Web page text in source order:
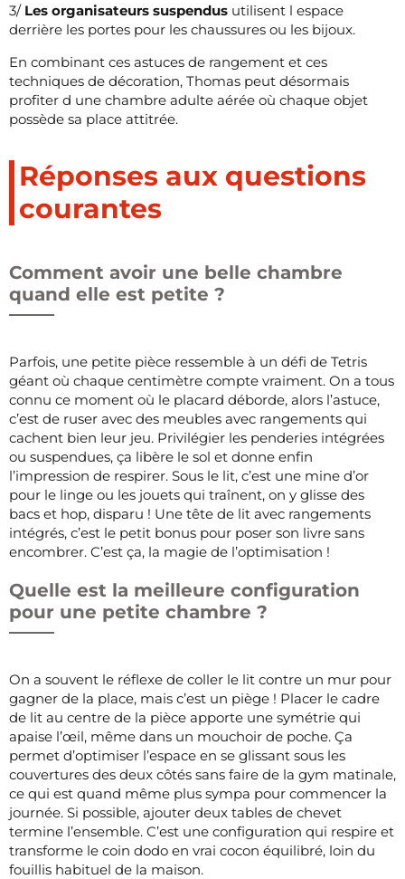
3/ Les organisateurs suspendus utilisent l espace
derrière les portes pour les chaussures ou les bijoux.
En combinant ces astuces de rangement et ces
techniques de décoration, Thomas peut désormais
profiter d une chambre adulte aérée où chaque objet
possède sa place attitrée.
Réponses aux questions
courantes
Comment avoir une belle chambre
quand elle est petite ?
Parfois, une petite pièce ressemble à un défi de Tetris
géant où chaque centimètre compte vraiment. On a tous
connu ce moment où le placard déborde, alors l’astuce,
c’est de ruser avec des meubles avec rangements qui
cachent bien leur jeu. Privilégier les penderies intégrées
ou suspendues, ça libère le sol et donne enfin
l’impression de respirer. Sous le lit, c’est une mine d’or
pour le linge ou les jouets qui traînent, on y glisse des
bacs et hop, disparu ! Une tête de lit avec rangements
intégrés, c’est le petit bonus pour poser son livre sans
encombrer. C’est ça, la magie de l’optimisation !
Quelle est la meilleure configuration
pour une petite chambre ?
On a souvent le réflexe de coller le lit contre un mur pour
gagner de la place, mais c’est un piège ! Placer le cadre
de lit au centre de la pièce apporte une symétrie qui
apaise l’œil, même dans un mouchoir de poche. Ça
permet d’optimiser l’espace en se glissant sous les
couvertures des deux côtés sans faire de la gym matinale,
ce qui est quand même plus sympa pour commencer la
journée. Si possible, ajouter deux tables de chevet
termine l’ensemble. C’est une configuration qui respire et
transforme le coin dodo en vrai cocon équilibré, loin du
fouillis habituel de la maison.